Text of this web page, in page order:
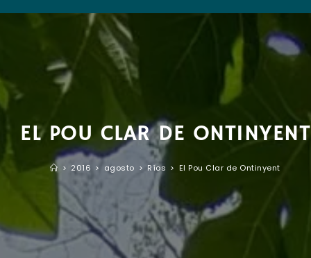
EL POU CLAR DE ONTINYENT
> 2016 > agosto > Ríos > El Pou Clar de Ontinyent